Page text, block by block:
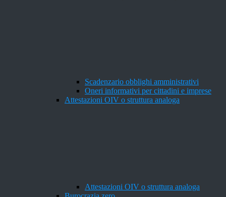
Scadenzario obblighi amministrativi
Oneri informativi per cittadini e imprese
Attestazioni OIV o struttura analoga
Attestazioni OIV o struttura analoga